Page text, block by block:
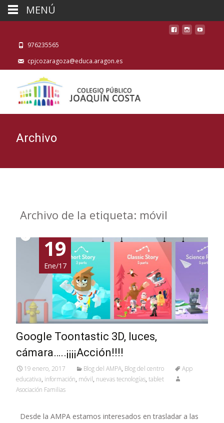
976235565
cpjcozaragoza@educa.aragon.es
Archivo
Archivo de la etiqueta: móvil
19
Ene/17
Google Toontastic 3D, luces,
cámara…..¡¡¡¡Acción!!!!
19 enero, 2017 Blog del AMPA, Blog del centro
App
educativa, información, móvil, nuevas tecnologías, tablet
Asociación Familias
Desde la AMPA estamos interesados en trasladar a las
MENÚ